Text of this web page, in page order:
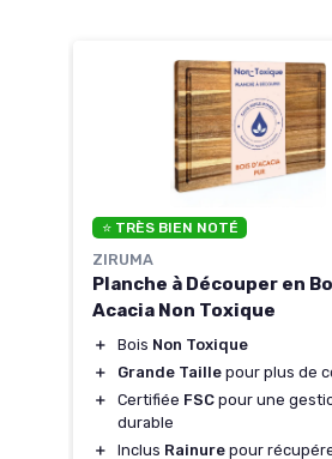
⭐ TRÈS BIEN NOTÉ
ZIRUMA
Planche à Découper en
Acacia Non Toxique
＋ Bois Non Toxique
＋
Grande Taille pour plus de
＋
Certifiée FSC pour une
durable
＋
Inclus Rainure pour